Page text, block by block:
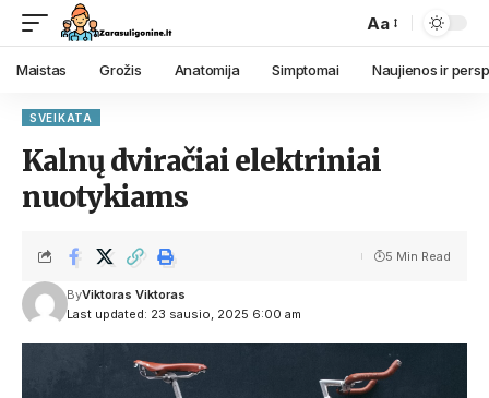
Aa
Maistas Grožis Anatomija Simptomai Naujienos ir
SVEIKATA
Kalnų dviračiai elektriniai
nuotykiams
Last updated: 23 sausio, 2025 6:00 am
ByViktoras Viktoras
5 Min Read